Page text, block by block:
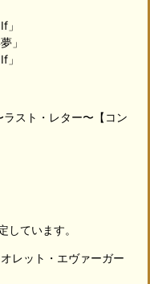
」
」
」
スト・レター〜【コン
ています。
レット・エヴァーガー